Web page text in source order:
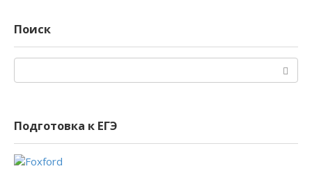
Поиск
Подготовка к ЕГЭ